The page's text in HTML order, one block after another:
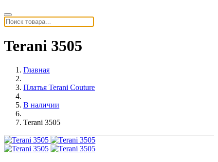
Terani 3505
Главная
Платья Terani Couture
В наличии
Terani 3505